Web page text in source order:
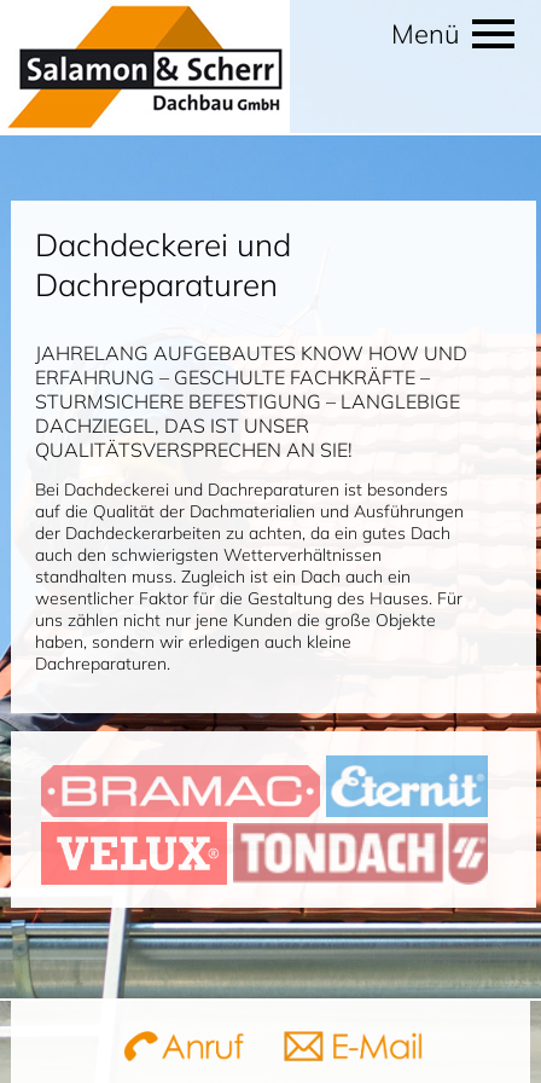
Menü
Dachdeckerei und
Dachreparaturen
JAHRELANG AUFGEBAUTES KNOW HOW UND
ERFAHRUNG – GESCHULTE FACHKRÄFTE –
STURMSICHERE BEFESTIGUNG – LANGLEBIGE
DACHZIEGEL, DAS IST UNSER
QUALITÄTSVERSPRECHEN AN SIE!
Bei Dachdeckerei und Dachreparaturen ist besonders
auf die Qualität der Dachmaterialien und Ausführungen
der Dachdeckerarbeiten zu achten, da ein gutes Dach
auch den schwierigsten Wetterverhältnissen
standhalten muss. Zugleich ist ein Dach auch ein
wesentlicher Faktor für die Gestaltung des Hauses. Für
uns zählen nicht nur jene Kunden die große Objekte
haben, sondern wir erledigen auch kleine
Dachreparaturen.